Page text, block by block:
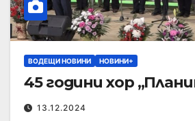
ВОДЕЩИ НОВИНИ НОВИНИ+
45 години хор
13.12.2024